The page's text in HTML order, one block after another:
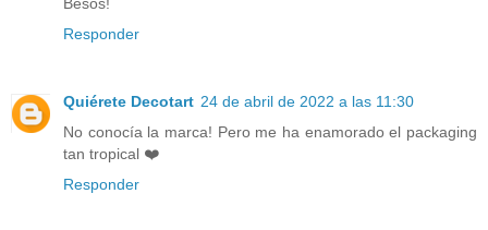
Responder
Quiérete Decotart 24 de abril de 2022 a las 11:30
No conocía la marca! Pero me ha enamorado el packaging
tan tropical ❤️
Responder